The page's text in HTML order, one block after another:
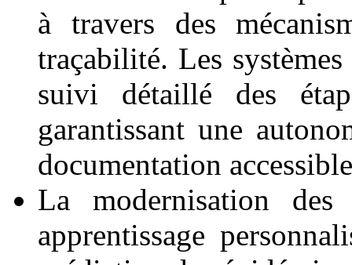
à travers des
traçabilité. Les
suivi détaillé des
garantissant une
documentation
La modernisation
apprentissage